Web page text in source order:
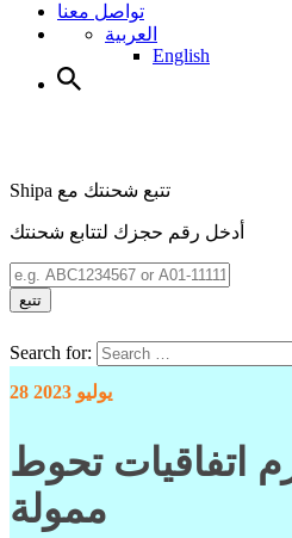
تواصل معنا
العربية
English
Shipa تتبع شحنتك مع
أدخل رقم حجزك لتتابع شحنتك
تتبع
Search for:
28 يوليو 2023
اتفاقيات تحوط
ممولة